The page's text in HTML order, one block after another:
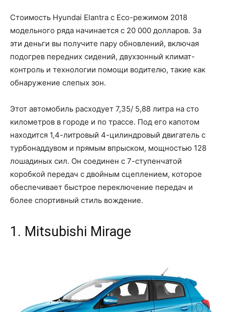
Стоимость Hyundai Elantra с Eco-режимом 2018
модельного ряда начинается с 20 000 долларов. За
эти деньги вы получите пару обновлений, включая
подогрев передних сидений, двухзонный климат-
контроль и технологии помощи водителю, такие как
обнаружение слепых зон.
Этот автомобиль расходует 7,35/ 5,88 литра на сто
километров в городе и по трассе. Под его капотом
находится 1,4-литровый 4-цилиндровый двигатель с
турбонаддувом и прямым впрыском, мощностью 128
лошадиных сил. Он соединен с 7-ступенчатой ​​
коробкой передач с двойным сцеплением, которое
обеспечивает быстрое переключение передач и
более спортивный стиль вождение.
1. Mitsubishi Mirage